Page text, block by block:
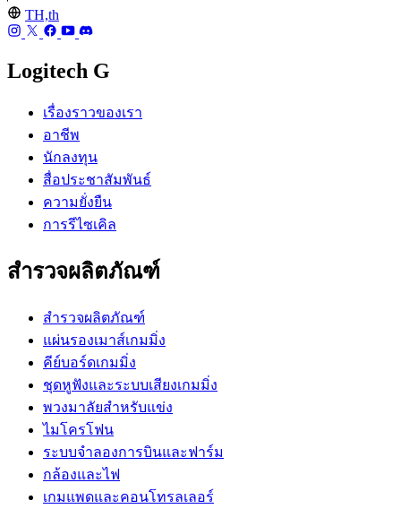
TH,th
Logitech G
เรื่องราวของเรา
อาชีพ
นักลงทุน
สื่อประชาสัมพันธ์
ความยั่งยืน
การรีไซเคิล
สำรวจผลิตภัณฑ์
สำรวจผลิตภัณฑ์
แผ่นรองเมาส์เกมมิ่ง
คีย์บอร์ดเกมมิ่ง
ชุดหูฟังและระบบเสียงเกมมิ่ง
พวงมาลัยสำหรับแข่ง
ไมโครโฟน
ระบบจำลองการบินและฟาร์ม
กล้องและไฟ
เกมแพดและคอนโทรลเลอร์